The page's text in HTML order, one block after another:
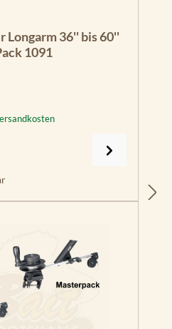
Longarm 36'' bis 60''
1091